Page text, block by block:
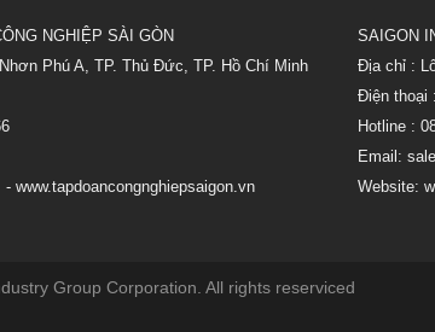
NGHIỆP SÀI GÒN
Phú A, TP. Thủ Đức, TP. Hồ Chí Minh
- www.tapdoancongnghiepsaigon.vn
SAIGON
Địa chỉ :
Điện thoại
Hotline :
Email:
Website:
Group Corporation. All rights reserviced